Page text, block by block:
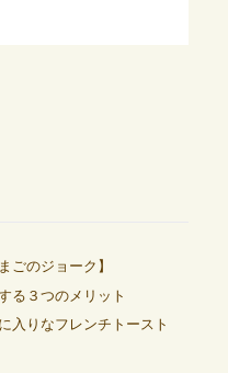
ごのジョーク】
る３つのメリット
入りなフレンチトースト